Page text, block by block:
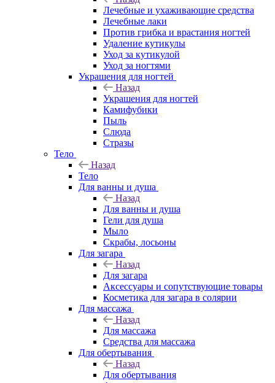
Лечебные и ухаживающие средства
Лечебные лаки
Против грибка и врастания ногтей
Удаление кутикулы
Уход за кутикулой
Уход за ногтями
Украшения для ногтей
Назад
Украшения для ногтей
Камифубики
Пыль
Слюда
Стразы
Тело
Назад
Тело
Для ванны и душа
Назад
Для ванны и душа
Гели для душа
Мыло
Скрабы, лосьоны
Для загара
Назад
Для загара
Аксессуары и сопутствующие товары
Косметика для загара в солярии
Для массажа
Назад
Для массажа
Средства для массажа
Для обертывания
Назад
Для обертывания